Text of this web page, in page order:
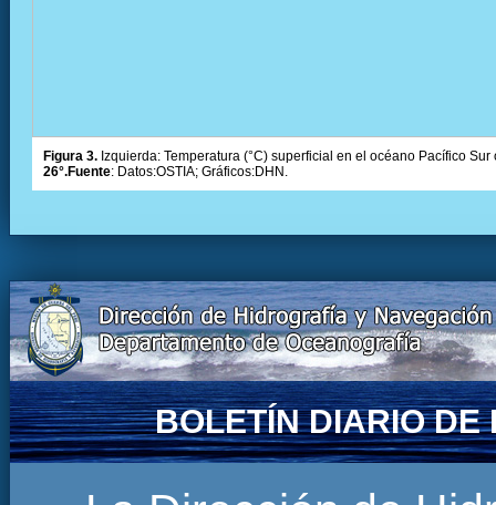
Figura 3. Izquierda: Temperatura (°C) superficial en el océano Pacífico
26°.Fuente: Datos:OSTIA; Gráficos:DHN.
BOLETÍN DIARIO DE